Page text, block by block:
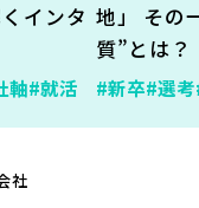
インタ
軸#就活
地」 その
質”とは？
#新卒#選考
社